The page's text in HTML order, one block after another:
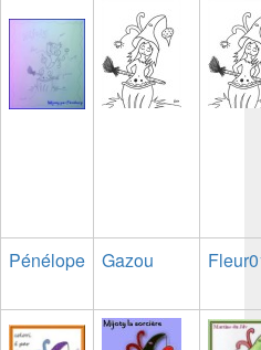
Pénélope Gazou